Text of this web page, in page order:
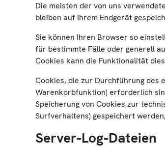
Die meisten der von uns
bleiben auf Ihrem Endgerät
Sie können Ihren Browser so
für bestimmte Fälle oder generell
Cookies kann die Funktionalität
Cookies, die zur Durchführung des
Warenkorbfunktion) erforderlich
Speicherung von Cookies zur
Surfverhaltens) gespeichert
Server-Log-Dateien